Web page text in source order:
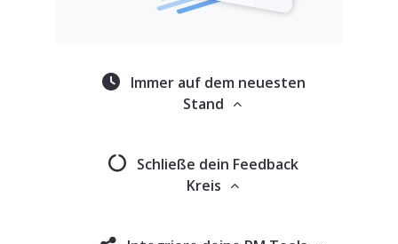
Immer auf dem neuesten
Stand
Schließe dein Feedback
Kreis